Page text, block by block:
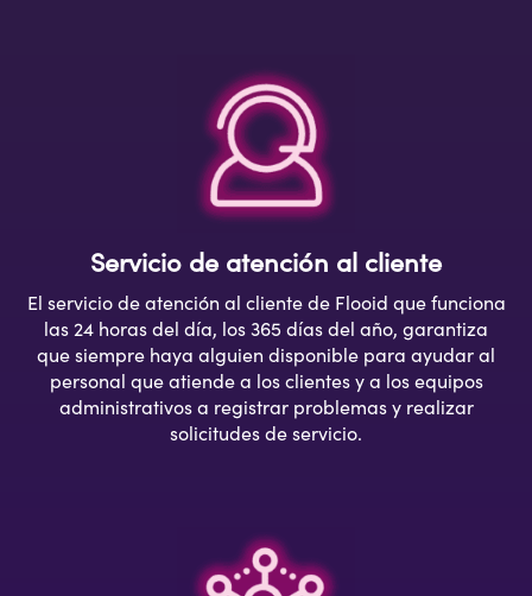
Servicio de atención al cliente
El servicio de atención al cliente de Flooid que funciona
las 24 horas del día, los 365 días del año, garantiza
que siempre haya alguien disponible para ayudar al
personal que atiende a los clientes y a los equipos
administrativos a registrar problemas y realizar
solicitudes de servicio.